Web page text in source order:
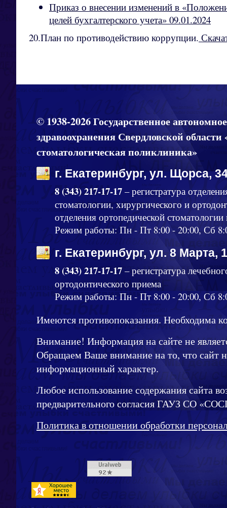
Приказ о внесении изменений в
целей бухгалтерского учета» 09.01.2024
20.План по противодействию коррупции.
© 1938-2026 Государственное
здравоохранения Свердловской
стоматологическая поликлиника»
г. Екатеринбург, ул. Щорса,
8 (343) 217-17-17 – регистратура
стоматологии, хирургического и
отделения ортопедической
Режим работы: Пн - Пт 8:00 - 20:00, Сб
г. Екатеринбург, ул. 8 Марта,
8 (343) 217-17-17 – регистратура
ортодонтического приема
Режим работы: Пн - Пт 8:00 - 20:00, Сб
Имеются противопоказания. Необходима
Внимание! Информация на сайте не
Обращаем Ваше внимание на то, что сайт
информационный характер.
Любое использование содержания сайта
предварительного согласия ГАУЗ СО
Политика в отношении обработки